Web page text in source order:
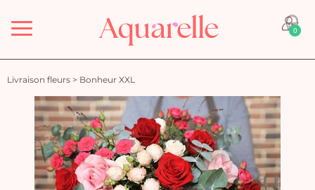
Menu 0
Livraison fleurs > Bonheur XXL